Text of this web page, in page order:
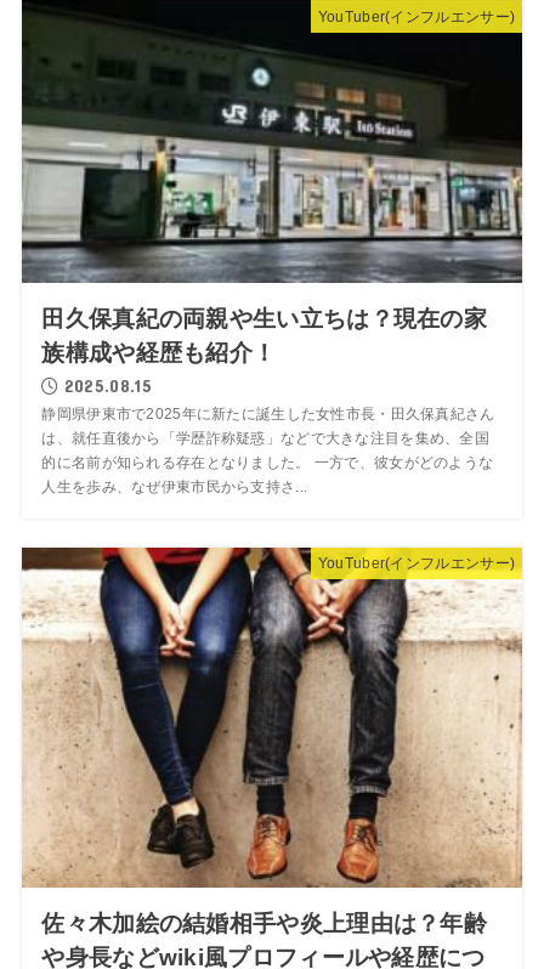
YouTuber(インフルエンサー)
田久保真紀の両親や生い立ちは？現在の家
族構成や経歴も紹介！
2025.08.15
静岡県伊東市で2025年に新たに誕生した女性市長・田久保真紀さん
は、就任直後から「学歴詐称疑惑」などで大きな注目を集め、全国
的に名前が知られる存在となりました。 一方で、彼女がどのような
人生を歩み、なぜ伊東市民から支持さ...
YouTuber(インフルエンサー)
佐々木加絵の結婚相手や炎上理由は？年齢
や身長などwiki風プロフィールや経歴につ